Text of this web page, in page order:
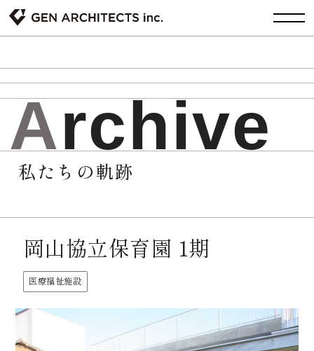
Archive
私たちの軌跡
岡山協立保育園 1期
医療福祉施設